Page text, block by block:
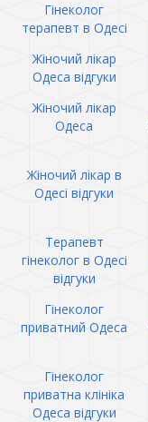
Гінеколог
терапевт в Одесі
Жіночий лікар
Одеса відгуки
Жіночий лікар
Одеса
Жіночий лікар в
Одесі відгуки
Терапевт
гінеколог в Одесі
відгуки
Гінеколог
приватний Одеса
Гінеколог
приватна клініка
Одеса відгуки